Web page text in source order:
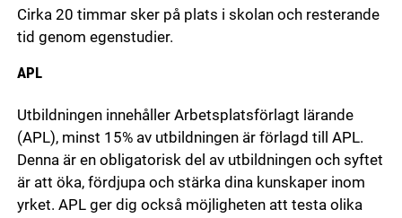
Cirka 20 timmar sker på plats i skolan och resterande
tid genom egenstudier.
APL
Utbildningen innehåller Arbetsplatsförlagt lärande
(APL), minst 15% av utbildningen är förlagd till APL.
Denna är en obligatorisk del av utbildningen och syftet
är att öka, fördjupa och stärka dina kunskaper inom
yrket. APL ger dig också möjligheten att testa olika